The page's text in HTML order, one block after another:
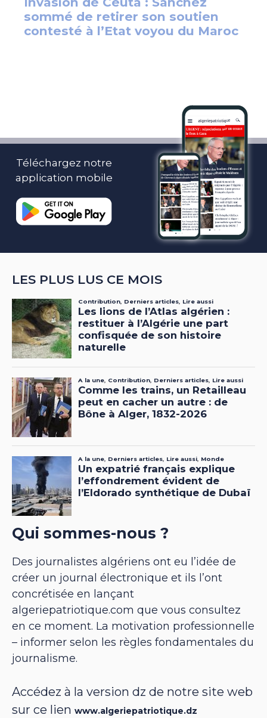
Téléchargez notre
application mobile
LES PLUS LUS CE MOIS
Qui sommes-nous ?
Des journalistes algériens ont eu l’idée de
créer un journal électronique et ils l’ont
concrétisée en lançant
algeriepatriotique.com que vous consultez
en ce moment. La motivation professionnelle
– informer selon les règles fondamentales du
journalisme.
Accédez à la version dz de notre site web
sur ce lien www.algeriepatriotique.dz